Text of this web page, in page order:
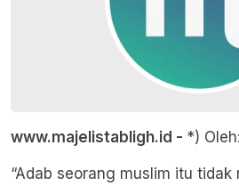
www.majelistabligh.id - *)
“Adab seorang muslim itu tidak